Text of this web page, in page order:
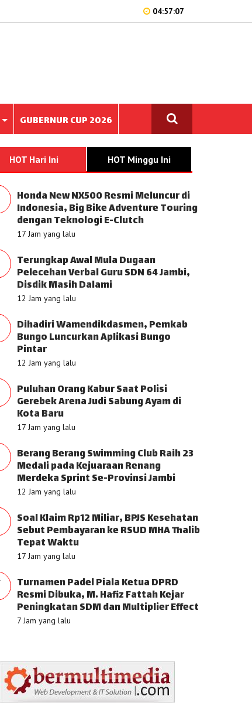
04:57:07
GUBERNUR CUP 2026
HOT Hari Ini HOT Minggu Ini
Honda New NX500 Resmi Meluncur di
Indonesia, Big Bike Adventure Touring
dengan Teknologi E-Clutch
17 Jam yang lalu
Terungkap Awal Mula Dugaan
Pelecehan Verbal Guru SDN 64 Jambi,
Disdik Masih Dalami
12 Jam yang lalu
Dihadiri Wamendikdasmen, Pemkab
Bungo Luncurkan Aplikasi Bungo
Pintar
12 Jam yang lalu
Puluhan Orang Kabur Saat Polisi
Gerebek Arena Judi Sabung Ayam di
Kota Baru
17 Jam yang lalu
Berang Berang Swimming Club Raih 23
Medali pada Kejuaraan Renang
Merdeka Sprint Se-Provinsi Jambi
12 Jam yang lalu
Soal Klaim Rp12 Miliar, BPJS Kesehatan
Sebut Pembayaran ke RSUD MHA Thalib
Tepat Waktu
17 Jam yang lalu
Turnamen Padel Piala Ketua DPRD
Resmi Dibuka, M. Hafiz Fattah Kejar
Peningkatan SDM dan Multiplier Effect
7 Jam yang lalu